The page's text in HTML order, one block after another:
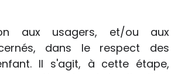
aux usagers, et/ou aux
dans le respect des
Il s'agit, à cette étape,